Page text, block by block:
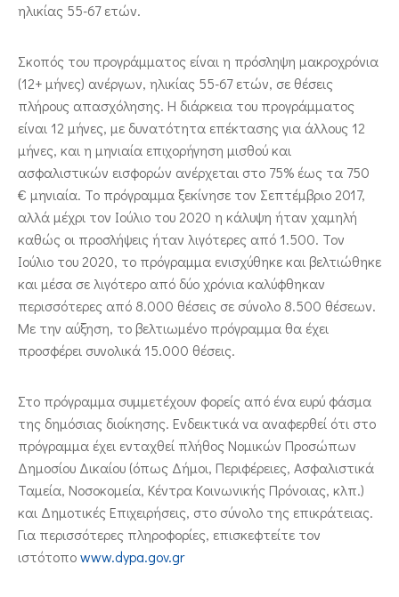
ηλικίας 55-67 ετών.
Σκοπός του προγράμματος είναι η πρόσληψη μακροχρόνια
(12+ μήνες) ανέργων, ηλικίας 55-67 ετών, σε θέσεις
πλήρους απασχόλησης. Η διάρκεια του προγράμματος
είναι 12 μήνες, με δυνατότητα επέκτασης για άλλους 12
μήνες, και η μηνιαία επιχορήγηση μισθού και
ασφαλιστικών εισφορών ανέρχεται στο 75% έως τα 750
€ μηνιαία. Το πρόγραμμα ξεκίνησε τον Σεπτέμβριο 2017,
αλλά μέχρι τον Ιούλιο του 2020 η κάλυψη ήταν χαμηλή
καθώς οι προσλήψεις ήταν λιγότερες από 1.500. Τον
Ιούλιο του 2020, το πρόγραμμα ενισχύθηκε και βελτιώθηκε
και μέσα σε λιγότερο από δύο χρόνια καλύφθηκαν
περισσότερες από 8.000 θέσεις σε σύνολο 8.500 θέσεων.
Με την αύξηση, το βελτιωμένο πρόγραμμα θα έχει
προσφέρει συνολικά 15.000 θέσεις.
Στο πρόγραμμα συμμετέχουν φορείς από ένα ευρύ φάσμα
της δημόσιας διοίκησης. Ενδεικτικά να αναφερθεί ότι στο
πρόγραμμα έχει ενταχθεί πλήθος Νομικών Προσώπων
Δημοσίου Δικαίου (όπως Δήμοι, Περιφέρειες, Ασφαλιστικά
Ταμεία, Νοσοκομεία, Κέντρα Κοινωνικής Πρόνοιας, κλπ.)
και Δημοτικές Επιχειρήσεις, στο σύνολο της επικράτειας.
Για περισσότερες πληροφορίες, επισκεφτείτε τον
ιστότοποwww.dypa.gov.gr